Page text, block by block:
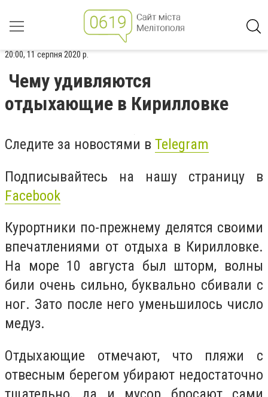
20:00, 11 серпня 2020 р.
Чему удивляются
отдыхающие в Кирилловке
Следите за новостями в Telegram
Подписывайтесь на нашу страницу в
Facebook
Курортники по-прежнему делятся своими
впечатлениями от отдыха в Кирилловке.
На море 10 августа был шторм, волны
били очень сильно, буквально сбивали с
ног. Зато после него уменьшилось число
медуз.
Отдыхающие отмечают, что пляжи с
отвесным берегом убирают недостаточно